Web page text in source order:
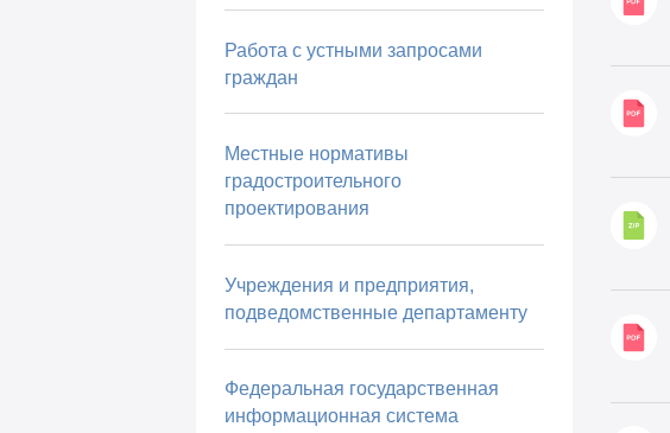
Работа с устными запросами
граждан
Местные нормативы
градостроительного
проектирования
Учреждения и предприятия,
подведомственные департаменту
Федеральная государственная
информационная система